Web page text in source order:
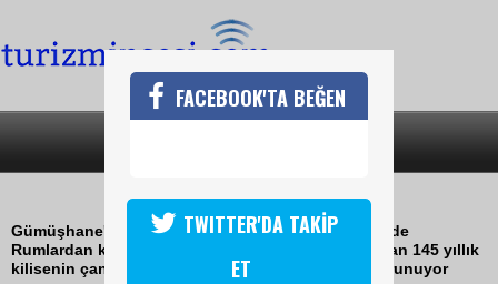
AVRUPAYI UTANDIRACAK HOŞGÖRÜ
Gümüşhane'nin Torul ilçesinde bağlı Arpalı köyünde
Rumlardan kalan, camiye çevrilerek minaresi yapılan 145 yıllık
kilisenin çan kulesi, köylüler tarafından özenle korunuyor
FACEBOOK'TA BEĞEN
TWITTER'DA TAKİP
ET